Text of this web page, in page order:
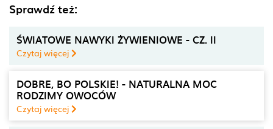
Sprawdź też:
ŚWIATOWE NAWYKI ŻYWIENIOWE - CZ. II
Czytaj więcej
DOBRE, BO POLSKIE! - NATURALNA MOC
RODZIMY OWOCÓW
Czytaj więcej